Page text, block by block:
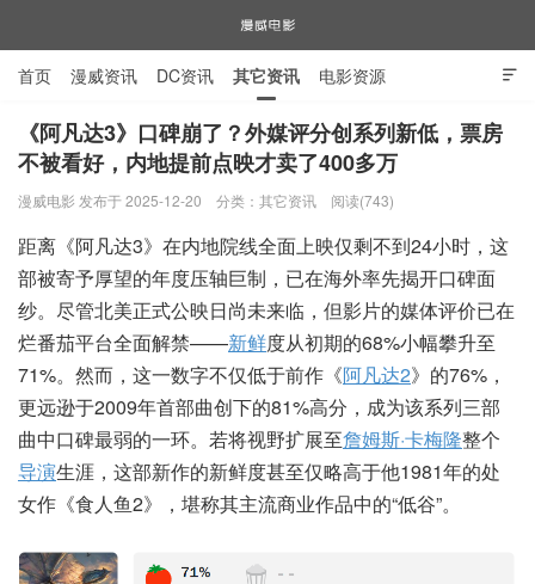
漫威电影

首页 漫威资讯 DC资讯 其它资讯 电影资源
电视剧资源 漫威图片
《阿凡达3》口碑崩了？外媒评分创系列新低，票房
不被看好，内地提前点映才卖了400多万
漫威电影 发布于 2025-12-20 分类： 其它资讯 阅读(743)
距离《阿凡达3》在内地院线全面上映仅剩不到24小时，这
部被寄予厚望的年度压轴巨制，已在海外率先揭开口碑面
纱。尽管北美正式公映日尚未来临，但影片的媒体评价已在
烂番茄平台全面解禁——新鲜度从初期的68%小幅攀升至
71%。然而，这一数字不仅低于前作《阿凡达2》的76%，
更远逊于2009年首部曲创下的81%高分，成为该系列三部
曲中口碑最弱的一环。若将视野扩展至詹姆斯·卡梅隆整个
导演生涯，这部新作的新鲜度甚至仅略高于他1981年的处
女作《食人鱼2》，堪称其主流商业作品中的“低谷”。